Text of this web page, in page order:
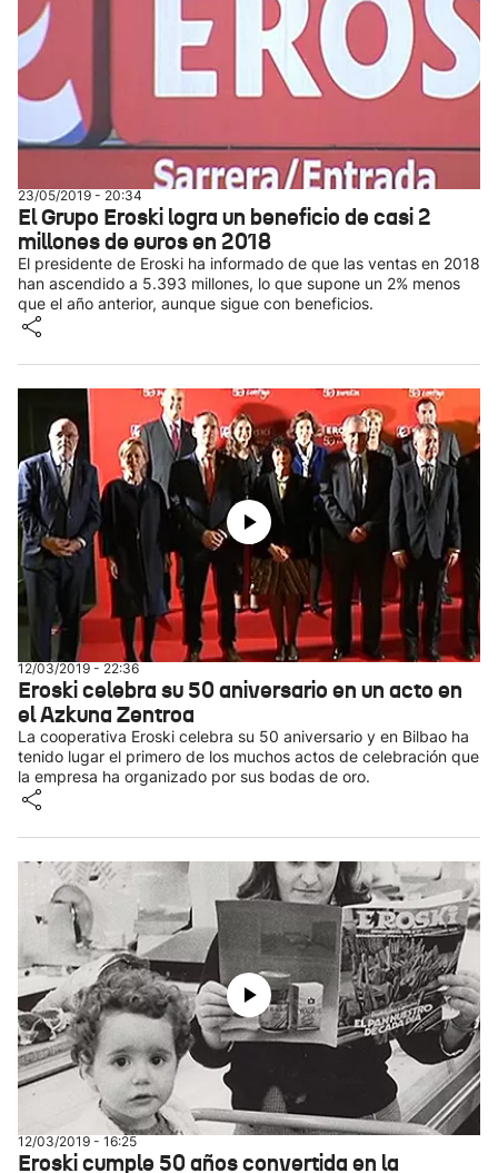
23/05/2019 - 20:34
El Grupo Eroski logra un beneficio de casi 2
millones de euros en 2018
El presidente de Eroski ha informado de que las ventas en 2018
han ascendido a 5.393 millones, lo que supone un 2% menos
que el año anterior, aunque sigue con beneficios.
12/03/2019 - 22:36
Eroski celebra su 50 aniversario en un acto en
el Azkuna Zentroa
La cooperativa Eroski celebra su 50 aniversario y en Bilbao ha
tenido lugar el primero de los muchos actos de celebración que
la empresa ha organizado por sus bodas de oro.
12/03/2019 - 16:25
Eroski cumple 50 años convertida en la